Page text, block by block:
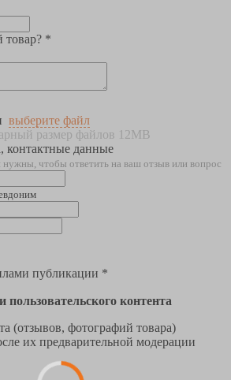
товар? *
выберите файл
размер файлов 12MB
контактные данные
чтобы ответить на ваш отзыв или вопрос
публикации *
контента
(отзывов, фотографий товара)
их предварительной модерации